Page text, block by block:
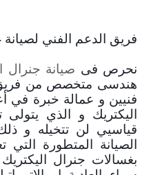
فريق الدعم الفني
نحرص فى صيانة جنرال
هندسى متخصص من فريق
فنيين و عمالة خبرة في
اليكتريك و الذي
قياسيي لن تتخيله و
الصيانة المتطورة
بغسالات جنرال اليكتريك